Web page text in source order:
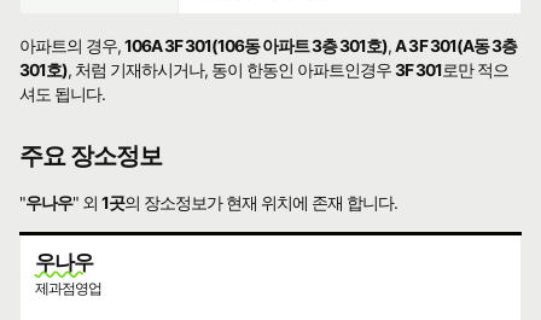
아파트의 경우,106A 3F 301(106동 아파트 3층 301호),A 3F 301(A동 3층
301호), 처럼 기재하시거나, 동이 한동인 아파트인경우3F 301로만 적으
셔도 됩니다.
주요 장소정보
"우나우" 외1곳의 장소정보가 현재 위치에 존재 합니다.
우나우
제과점영업